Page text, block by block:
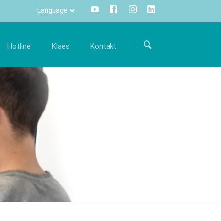
Language
навигацију
trade
rešenje
Komunikacija
mišem – Centralno i transparentno.
DMS
openTRANS
Hotline Klaes
deo našeg međunarodnog tima i
nas svojim stručnim znanjem.
za posao
Kontakt